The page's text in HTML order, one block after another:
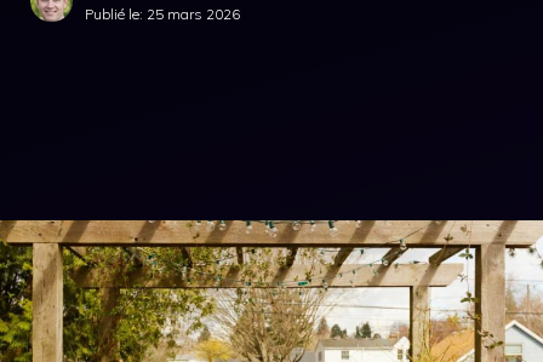
Publié le: 25 mars 2026